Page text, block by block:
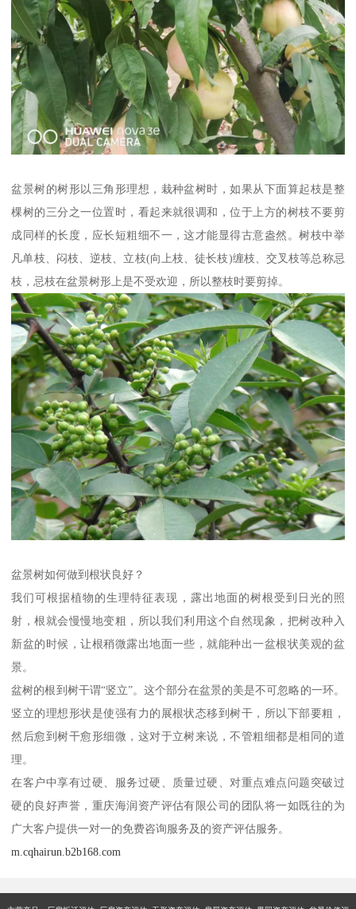
盆景树的树形以三角形理想，栽种盆树时，如果从下面算起枝是整
棵树的三分之一位置时，看起来就很调和，位于上方的树枝不要剪
成同样的长度，应长短粗细不一，这才能显得古意盎然。树枝中举
凡单枝、闷枝、逆枝、立枝(向上枝、徒长枝)缠枝、交叉枝等总称忌
枝，忌枝在盆景树形上是不受欢迎，所以整枝时要剪掉。
盆景树如何做到根状良好？
我们可根据植物的生理特征表现，露出地面的树根受到日光的照
射，根就会慢慢地变粗，所以我们利用这个自然现象，把树改种入
新盆的时候，让根稍微露出地面一些，就能种出一盆根状美观的盆
景。
盆树的根到树干谓“竖立”。这个部分在盆景的美是不可忽略的一环。
竖立的理想形状是使强有力的展根状态移到树干，所以下部要粗，
然后愈到树干愈形细微，这对于立树来说，不管粗细都是相同的道
理。
在客户中享有过硬、服务过硬、质量过硬、对重点难点问题突破过
硬的良好声誉，重庆海润资产评估有限公司的团队将一如既往的为
广大客户提供一对一的免费咨询服务及的资产评估服务。
m.cqhairun.b2b168.com